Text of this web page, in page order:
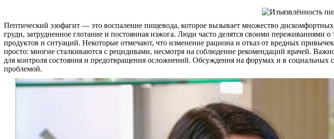
О нас
Пептический эзофагит — это воспаление пищевода, которое вызывает множество
груди, затрудненное глотание и постоянная изжога. Люди часто делятся своими переживаниями
продуктов и ситуаций. Некоторые отмечают, что изменение рациона и отказ от вредных
просто: многие сталкиваются с рецидивами, несмотря на соблюдение рекомендаций врачей.
для контроля состояния и предотвращения осложнений. Обсуждения на форумах и в
проблемой.